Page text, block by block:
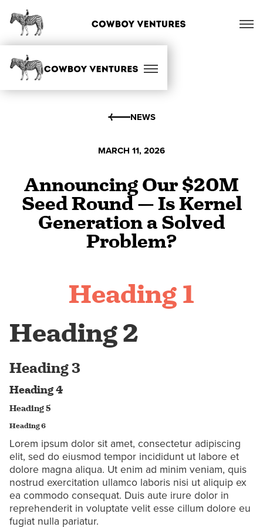
NEWS
MARCH 11, 2026
Announcing Our $20M
Seed Round — Is Kernel
Generation a Solved
Problem?
Heading 1
Heading 2
Heading 3
Heading 4
Heading 5
Heading 6
Lorem ipsum dolor sit amet, consectetur adipiscing
elit, sed do eiusmod tempor incididunt ut labore et
dolore magna aliqua. Ut enim ad minim veniam, quis
nostrud exercitation ullamco laboris nisi ut aliquip ex
ea commodo consequat. Duis aute irure dolor in
reprehenderit in voluptate velit esse cillum dolore eu
fugiat nulla pariatur.